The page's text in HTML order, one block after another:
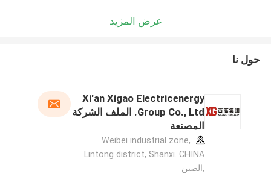
عرض المزيد
حول نا
Xi'an Xigao Electricenergy
Group Co., Ltd. الملف الشركة
المصنعة
Weibei industrial zone,
Lintong district, Shanxi. CHINA
,الصين